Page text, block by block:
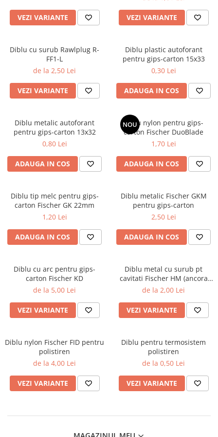
Împrejmuire
Plasă gard
Stâlpi și cleme
Sisteme cofraje
Sisteme de nivelare
Canciocuri și mistrii
Scule zugrăvit
Trafaleți
Pensule
VEZI VARIANTE VEZI VARIANTE
Diblu cu surub Rawlplug R-
FF1-L
de la 2,50 Lei
VEZI VARIANTE
Diblu plastic autoforant
pentru gips-carton 15x33
0,30 Lei
ADAUGA IN COS
Diblu metalic autoforant
pentru gips-carton 13x32
0,80 Lei
ADAUGA IN COS
NOU
Diblu nylon pentru gips-
carton Fischer DuoBlade
1,70 Lei
ADAUGA IN COS
Diblu tip melc pentru gips-
carton Fischer GK 22mm
1,20 Lei
ADAUGA IN COS
Diblu metalic Fischer GKM
pentru gips-carton
2,50 Lei
ADAUGA IN COS
Diblu cu arc pentru gips-
carton Fischer KD
de la 5,00 Lei
VEZI VARIANTE
Diblu metal cu surub pt
cavitati Fischer HM (ancora
rigips)
de la 2,00 Lei
VEZI VARIANTE
Diblu nylon Fischer FID pentru
polistiren
de la 4,00 Lei
VEZI VARIANTE
Diblu pentru termosistem
polistiren
de la 0,50 Lei
VEZI VARIANTE